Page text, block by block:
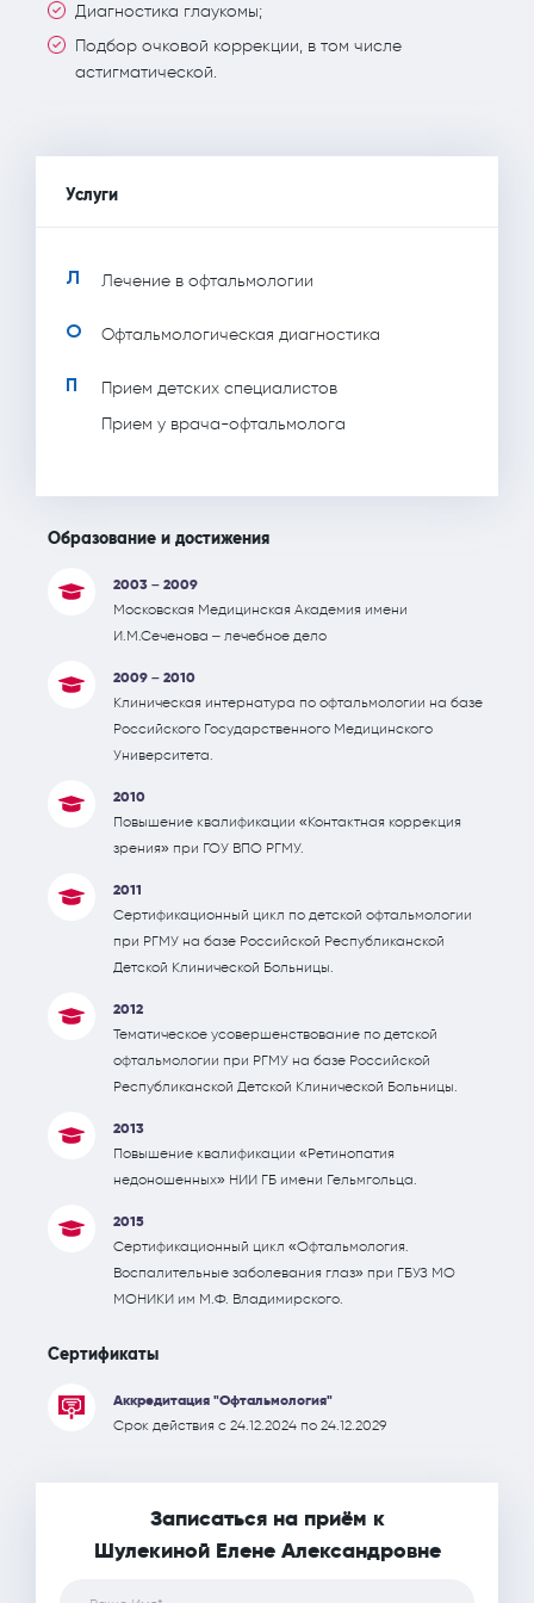
Диагностика глаукомы;
Подбор очковой коррекции, в том числе
астигматической.
Услуги
Л Лечение в офтальмологии
О Офтальмологическая диагностика
П
Прием детских специалистов
Прием у врача-офтальмолога
Образование и достижения
2003 – 2009
Московская Медицинская Академия имени
И.М.Сеченова – лечебное дело
2009 – 2010
Клиническая интернатура по офтальмологии на базе
Российского Государственного Медицинского
Университета.
2010
Повышение квалификации «Контактная коррекция
зрения» при ГОУ ВПО РГМУ.
2011
Сертификационный цикл по детской офтальмологии
при РГМУ на базе Российской Республиканской
Детской Клинической Больницы.
2012
Тематическое усовершенствование по детской
офтальмологии при РГМУ на базе Российской
Республиканской Детской Клинической Больницы.
2013
Повышение квалификации «Ретинопатия
недоношенных» НИИ ГБ имени Гельмгольца.
2015
Сертификационный цикл «Офтальмология.
Воспалительные заболевания глаз» при ГБУЗ МО
МОНИКИ им М.Ф. Владимирского.
Сертификаты
Аккредитация "Офтальмология"
Срок действия с 24.12.2024 по 24.12.2029
Записаться на приём к
Шулекиной Елене Александровне